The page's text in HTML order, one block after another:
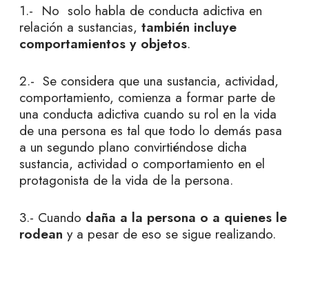
1.- No solo habla de conducta adictiva en
relación a sustancias, también incluye
comportamientos y objetos.
2.- Se considera que una sustancia, actividad,
comportamiento, comienza a formar parte de
una conducta adictiva cuando su rol en la vida
de una persona es tal que todo lo demás pasa
a un segundo plano convirtiéndose dicha
sustancia, actividad o comportamiento en el
protagonista de la vida de la persona.
3.- Cuando daña a la persona o a quienes le
rodean y a pesar de eso se sigue realizando.